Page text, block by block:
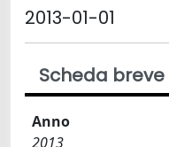
2013-01-01
Scheda breve
Anno
2013